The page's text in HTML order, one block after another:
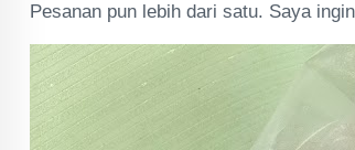
Pesanan pun lebih dari satu. Saya